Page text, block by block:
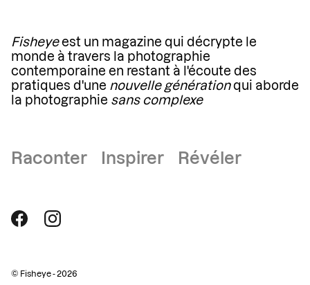
Fisheyeest un magazine qui décrypte le
monde à travers la photographie
contemporaine en restant à l'écoute des
pratiques d'une nouvelle générationqui aborde
la photographie sans complexe
Raconter Inspirer Révéler
© Fisheye - 2026